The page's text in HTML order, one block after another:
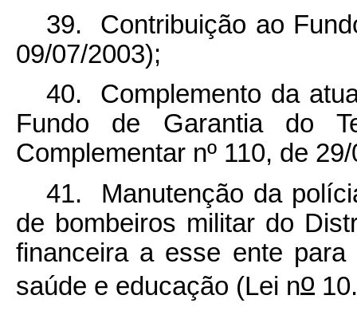
39. Contribuição ao
09/07/2003);
40. Complemento da
Fundo de Garantia do
Complementar nº 110, de
41. Manutenção da
de bombeiros militar do
financeira a esse ente
saúde e educação (Lei no